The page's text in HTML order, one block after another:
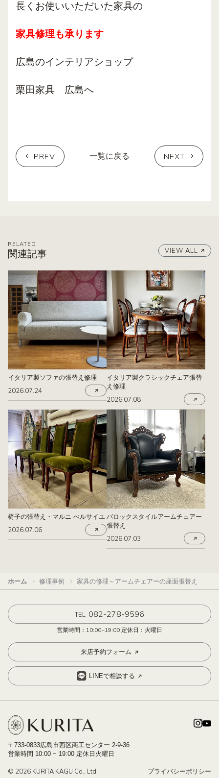
長くお使いいただいた家具の
家具修理も承ります
広島のインテリアショップ
栗田家具 広島へ
PREV 一覧に戻る NEXT
RELATED
関連記事 VIEW ALL
イタリア製ソファの張替え修理
2026.07.24
イタリア製クラシックチェア張替
え修理
2026.07.08
椅子の張替え・マルニ べルサイユ
2026.07.06
バロックスタイルアームチェアー
張替え
2026.07.03
ホーム 修理事例 家具の修理～アームチェアーの座面張替え
TEL 082-278-9596
営業時間：10:00~19:00 定休日：火曜日
来店予約フォーム
LINEで相談する
〒733-0833広島市西区商工センター 2-9-36
営業時間 10:00 ~ 19:00 定休日火曜日
プライバシーポリシー
© 2026 KURITA KAGU Co., Ltd.